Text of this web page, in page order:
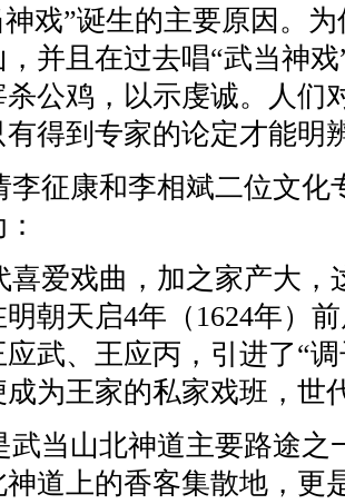
神戏”诞生的主要原因。
并且在过去唱“武当神
公鸡，以示虔诚。人们
有得到专家的论定才能明
李征康和李相斌二位文化
喜爱戏曲，加之家产大，
朝天启4年（1624年）
武、王应丙，引进了“
成为王家的私家戏班，世
武当山北神道主要路途之
神道上的香客集散地，更